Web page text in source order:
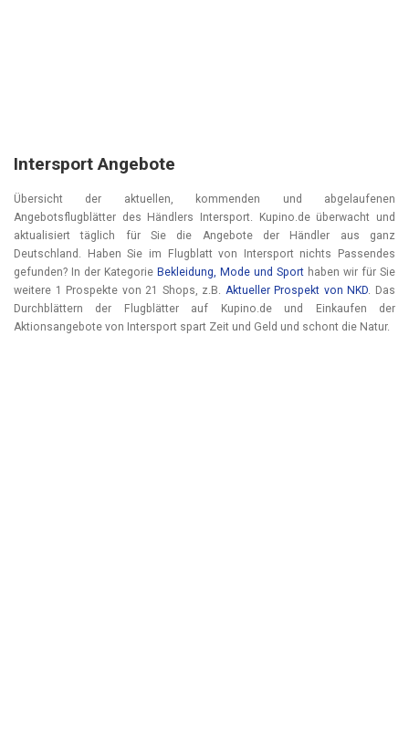
Intersport Angebote
Übersicht der aktuellen, kommenden und abgelaufenen
Angebotsflugblätter des Händlers Intersport. Kupino.de überwacht und
aktualisiert täglich für Sie die Angebote der Händler aus ganz
Deutschland. Haben Sie im Flugblatt von Intersport nichts Passendes
gefunden? In der Kategorie Bekleidung, Mode und Sport haben wir für Sie
weitere 1 Prospekte von 21 Shops, z.B. Aktueller Prospekt von NKD. Das
Durchblättern der Flugblätter auf Kupino.de und Einkaufen der
Aktionsangebote von Intersport spart Zeit und Geld und schont die Natur.